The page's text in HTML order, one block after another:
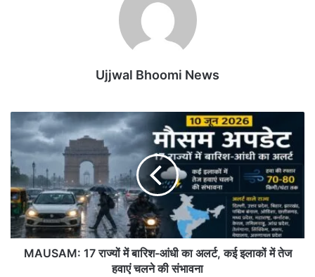
Ujjwal Bhoomi News
A
U
S
M
:
1
7
MAUSAM: 17 राज्यों में बारिश-आंधी का अलर्ट, कई इलाकों में तेज
हवाएं चलने की संभावना